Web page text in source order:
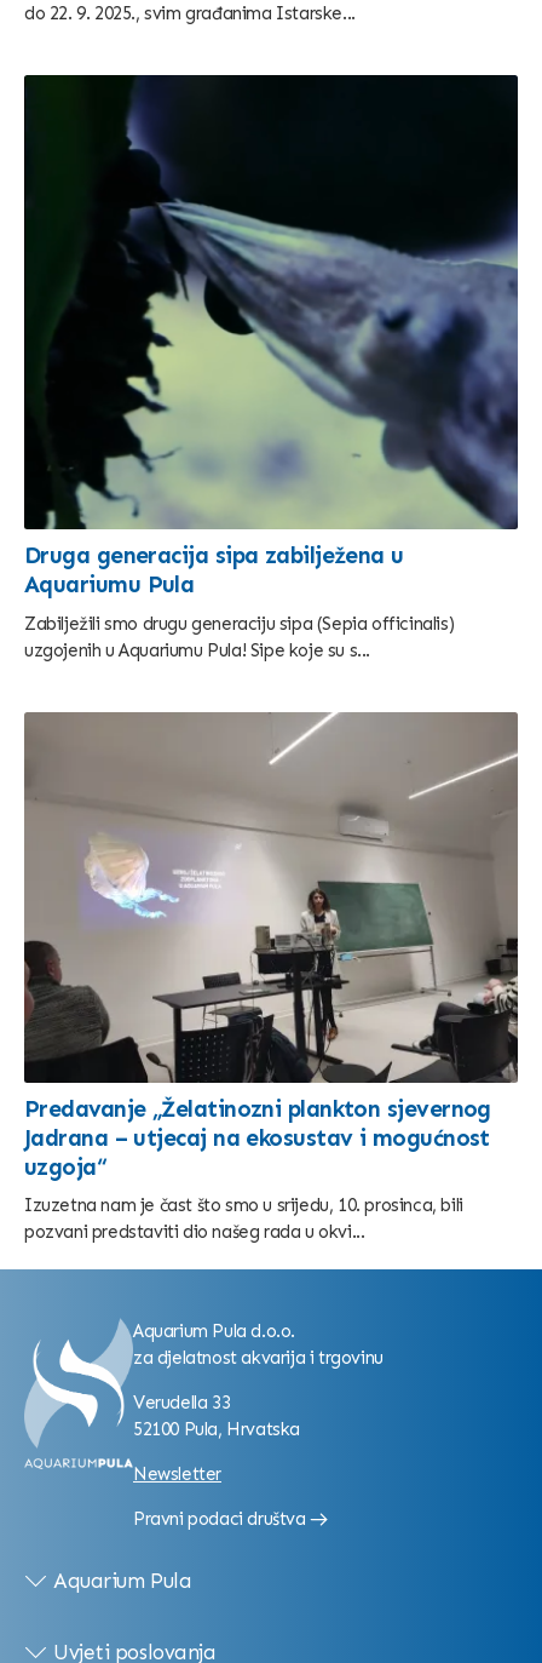
do 22. 9. 2025., svim građanima Istarske...
Druga generacija sipa zabilježena u
Aquariumu Pula
Zabilježili smo drugu generaciju sipa (Sepia officinalis)
uzgojenih u Aquariumu Pula! Sipe koje su s...
Predavanje „Želatinozni plankton sjevernog
Jadrana – utjecaj na ekosustav i mogućnost
uzgoja“
Izuzetna nam je čast što smo u srijedu, 10. prosinca, bili
pozvani predstaviti dio našeg rada u okvi...
Aquarium Pula d.o.o.
za djelatnost akvarija i trgovinu
Verudella 33
52100 Pula, Hrvatska
Newsletter
Pravni podaci društva
Aquarium Pula
Uvjeti poslovanja